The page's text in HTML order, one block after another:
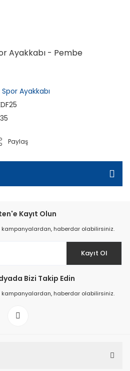
Ayakkabı - Pembe
Ayakkabı
Paylaş
Kayıt Olun
kampanyalardan, haberdar olabilirsiniz.
Kayıt Ol
Bizi Takip Edin
kampanyalardan, haberdar olabilirsiniz.